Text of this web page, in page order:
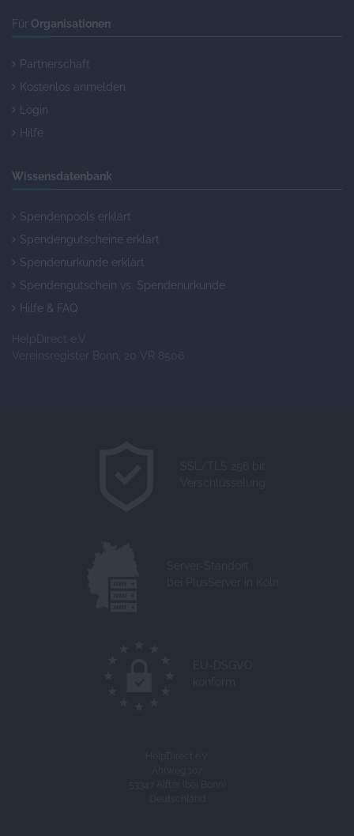
Für Organisationen
Partnerschaft
Kostenlos anmelden
Login
Hilfe
Wissensdatenbank
Spendenpools erklärt
Spendengutscheine erklärt
Spendenurkunde erklärt
Spendengutschein vs. Spendenurkunde
Hilfe & FAQ
HelpDirect e.V.
Vereinsregister Bonn, 20 VR 8506